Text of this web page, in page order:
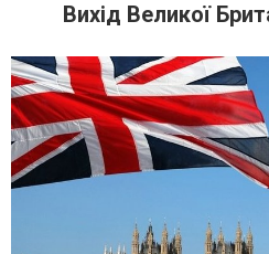
Вихід Великої